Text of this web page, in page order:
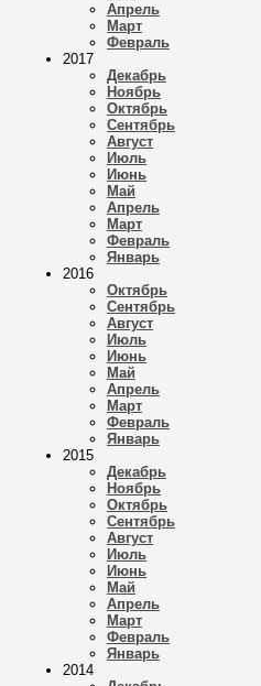
Апрель
Март
Февраль
2017
Декабрь
Ноябрь
Октябрь
Сентябрь
Август
Июль
Июнь
Май
Апрель
Март
Февраль
Январь
2016
Октябрь
Сентябрь
Август
Июль
Июнь
Май
Апрель
Март
Февраль
Январь
2015
Декабрь
Ноябрь
Октябрь
Сентябрь
Август
Июль
Июнь
Май
Апрель
Март
Февраль
Январь
2014